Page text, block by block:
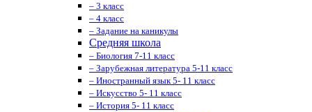
– 3 класс
– 4 класс
– Задание на каникулы
Средняя школа
– Биология 7-11 класс
– Зарубежная литература 5-11 класс
– Иностранный язык 5- 11 класс
– Искусство 5- 11 класс
– История 5- 11 класс